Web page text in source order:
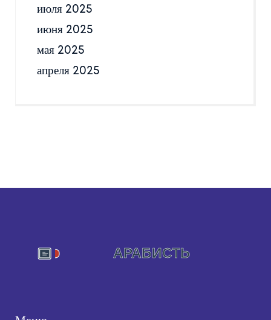
июля 2025
июня 2025
мая 2025
апреля 2025